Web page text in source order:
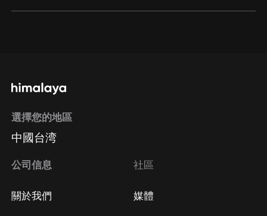
方法 Google Play取消訂閱方法
選擇您的地區
中國台湾
公司信息
關於我們
社區
媒體